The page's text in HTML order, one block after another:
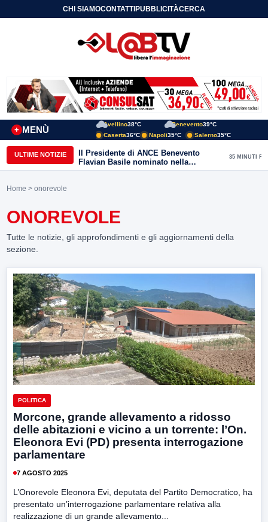
CHI SIAMOCONTATTIPUBBLICITÀCERCA
MENÙ
+
Avellino38°C Benevento39°C
Caserta36°C Napoli35°C Salerno35°C
ULTIME NOTIZIE
Il Presidente di ANCE Benevento
Flavian Basile nominato nella
Commissione Tecnica
35 MINUTI FA
Home > onorevole
ONOREVOLE
Tutte le notizie, gli approfondimenti e gli aggiornamenti della
sezione.
POLITICA
Morcone, grande allevamento a ridosso
delle abitazioni e vicino a un torrente: l’On.
Eleonora Evi (PD) presenta interrogazione
parlamentare
7 AGOSTO 2025
L’Onorevole Eleonora Evi, deputata del Partito Democratico, ha
presentato un’interrogazione parlamentare relativa alla
realizzazione di un grande allevamento...